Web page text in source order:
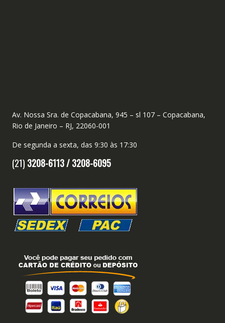
Av. Nossa Sra. de Copacabana, 945 – sl 107 – Copacabana,
Rio de Janeiro – RJ, 22060-001
De segunda a sexta, das 9:30 às 17:30
(21) 3208-6113 /3208-6095